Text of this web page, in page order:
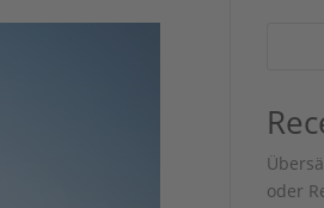
oder